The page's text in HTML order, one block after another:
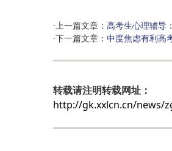
·上一篇文章： 高考生心理辅导
·下一篇文章： 中度焦虑有利高
转载请注明转载网址：
http://gk.xxlcn.cn/news/